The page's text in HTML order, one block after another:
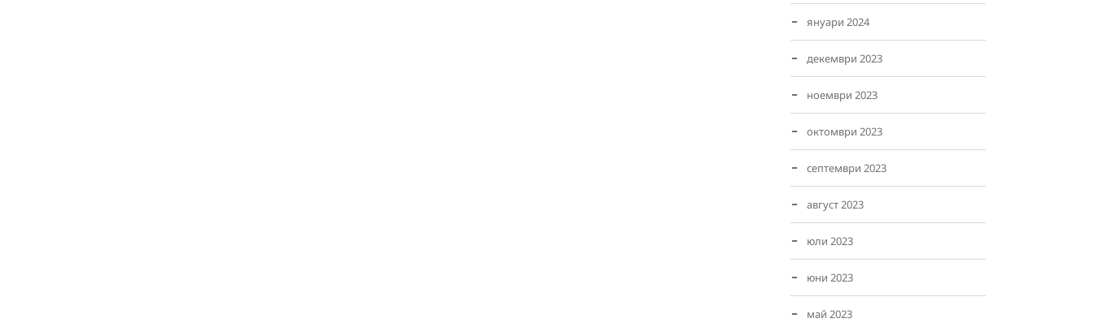
януари 2024
декември 2023
ноември 2023
октомври 2023
септември 2023
август 2023
юли 2023
юни 2023
май 2023